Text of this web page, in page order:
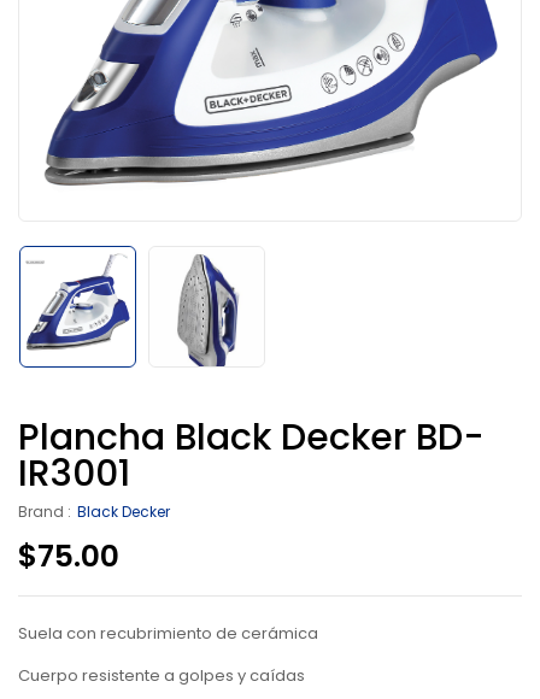
Plancha Black Decker BD-
IR3001
Brand : Black Decker
$75.00
Suela con recubrimiento de cerámica
Cuerpo resistente a golpes y caídas